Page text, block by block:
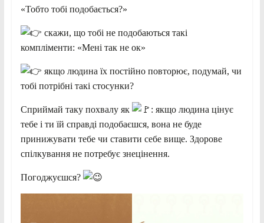
«Тобто тобі подобається?»
скажи, що тобі не подобаються такі
компліменти: «Мені так не ок»
якщо людина їх постійно повторює, подумай, чи
тобі потрібні такі стосунки?
Сприймай таку похвалу як
: якщо людина цінує
тебе і ти їй справді подобаєшся, вона не буде
принижувати тебе чи ставити себе вище. Здорове
спілкування не потребує знецінення.
Погоджуєшся?